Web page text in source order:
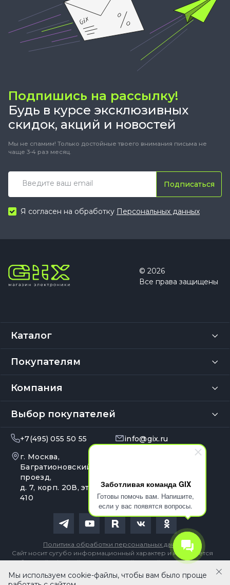
Заботливая команда GIX
Готовы помочь вам. Напишите,
если у вас появятся вопросы.
Подпишись на рассылку!
Будь в курсе эксклюзивных
скидок, акций и новостей
Мы не спамим! Только достойные твоего внимания письма не
чаще 3-4 раз месяц.
Подписаться
Я согласен на обработку Персональных данных
© 2026
Все права защищены
Каталог
Покупателям
Компания
Выбор покупателей
+7(495) 055 50 55
info@gix.ru
г. Москва,
Багратионовский
проезд,
д. 7, корп. 20В, эт. 4, оф.
410
Сайт носит сугубо информационный характер и не является
публичной офертой, определяемой Статьей 437 (2) ГК РФ
Политика обработки персональных данных
В корзину
Мы используем cookie-файлы, чтобы вам было проще